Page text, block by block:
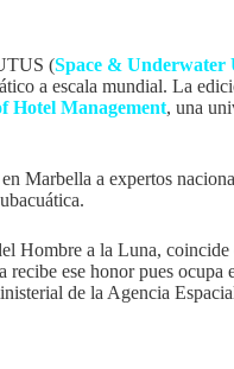
(Space & Underwater
a escala mundial. La
Hotel Management, una
Marbella a expertos
Hombre a la Luna,
ese honor pues ocupa
de la Agencia